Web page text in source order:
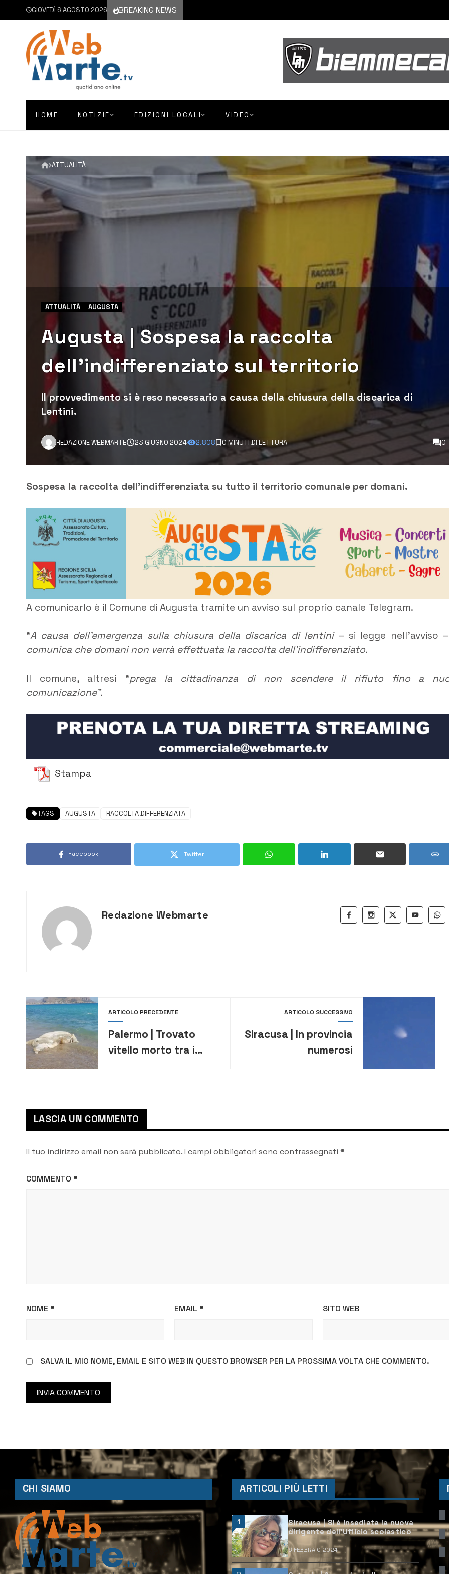
GIOVEDÌ 6 AGOSTO 2026 BREAKING NEWS
HOME NOTIZIE EDIZIONI LOCALI VIDEO
ATTUALITÀ
ATTUALITÀ AUGUSTA
Augusta | Sospesa la raccolta
dell’indifferenziato sul territorio
Il provvedimento si è reso necessario a causa della chiusura della discarica di
Lentini.
REDAZIONE WEBMARTE 23 GIUGNO 2024 2.808 0 MINUTI DI LETTURA 0
Sospesa la raccolta dell’indifferenziata su tutto il territorio comunale per domani.
A comunicarlo è il Comune di Augusta tramite un avviso sul proprio canale Telegram.
“A causa dell’emergenza sulla chiusura della discarica di lentini – si legge nell’avviso –
comunica che domani non verrà effettuata la raccolta dell’indifferenziato.
Il comune, altresì “prega la cittadinanza di non scendere il rifiuto fino a
comunicazione”.
Stampa
TAGS AUGUSTA RACCOLTA DIFFERENZIATA
Facebook Twitter
Redazione Webmarte
ARTICOLO PRECEDENTE
Palermo | Trovato
vitello morto tra i
ARTICOLO SUCCESSIVO
Siracusa | In provincia
numerosi
LASCIA UN COMMENTO
Il tuo indirizzo email non sarà pubblicato.I campi obbligatori sono contrassegnati *
COMMENTO *
NOME * EMAIL * SITO WEB
SALVA IL MIO NOME, EMAIL E SITO WEB IN QUESTO BROWSER PER LA PROSSIMA VOLTA CHE COMMENTO.
CHI SIAMO ARTICOLI PIÙ LETTI
1
Siracusa | Si è insediata la nuova
dirigente dell’Ufficio scolastico
6 FEBBRAIO 2024